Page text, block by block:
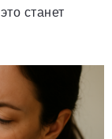
станет